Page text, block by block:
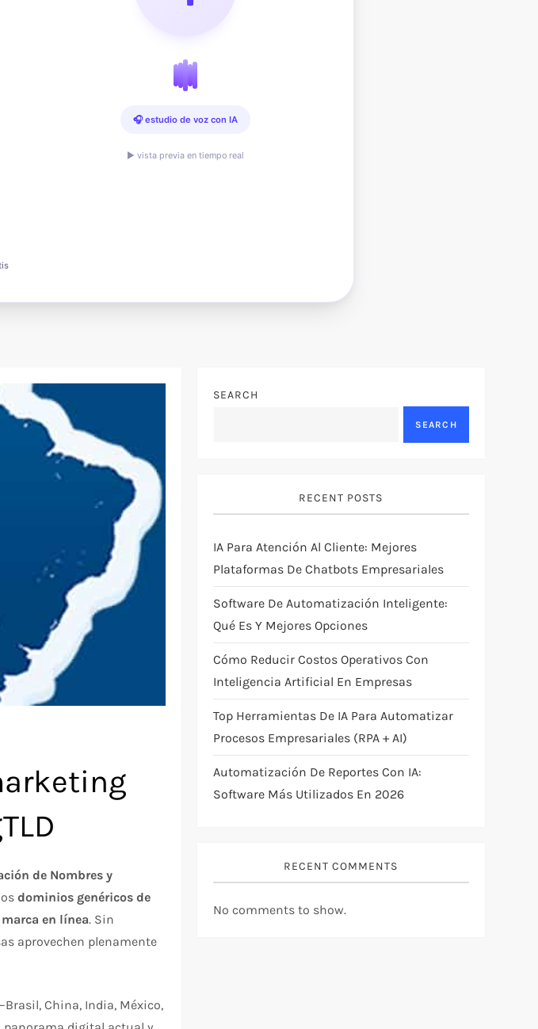
🎧 estudio de voz con IA
▶ vista previa en tiempo real
de Nombres y
dominios genéricos de
en línea. Sin
aprovechen plenamente
China, India, México,
SEARCH
SEARCH
RECENT POSTS
IA Para Atención Al Cliente: Mejores
Plataformas De Chatbots Empresariales
Software De Automatización Inteligente:
Qué Es Y Mejores Opciones
Cómo Reducir Costos Operativos Con
Inteligencia Artificial En Empresas
Top Herramientas De IA Para Automatizar
Procesos Empresariales (RPA + AI)
Automatización De Reportes Con IA:
Software Más Utilizados En 2026
RECENT COMMENTS
No comments to show.